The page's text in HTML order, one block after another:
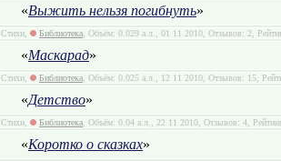
«Выжить нельзя погибнуть»
Стихи, Библиотека, Объём: 0.029 а.л., 01 11 2010, Отзывов: 2,
«Маскарад»
Стихи, Библиотека, Объём: 0.025 а.л., 12 11 2010, Отзывов: 15,
«Детство»
Стихи, Библиотека, Объём: 0.04 а.л., 22 11 2010, Отзывов: 4,
«Коротко о сказках»